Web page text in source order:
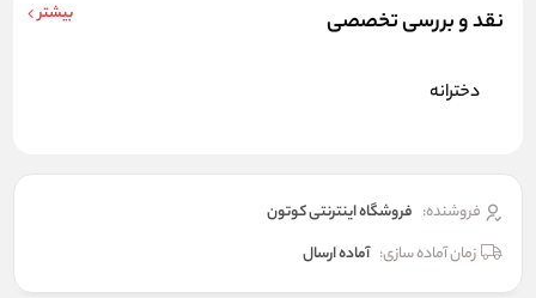
نقد و بررسی تخصصی بیشتر
دخترانه
فروشنده: فروشگاه اینترنتی کوتون
زمان آماده سازی: آماده ارسال